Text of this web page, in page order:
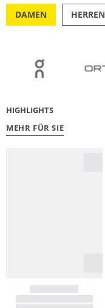
DAMEN HERREN
HIGHLIGHTS
MEHR FÜR SIE